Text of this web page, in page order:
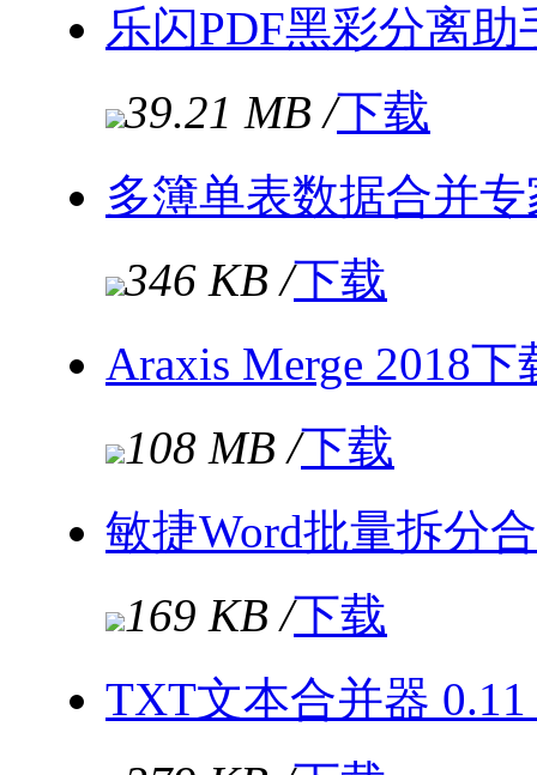
乐闪PDF黑彩分离助
39.21 MB /下载
多簿单表数据合并
346 KB /下载
Araxis Merge 2018
108 MB /下载
敏捷Word批量拆分
169 KB /下载
TXT文本合并器